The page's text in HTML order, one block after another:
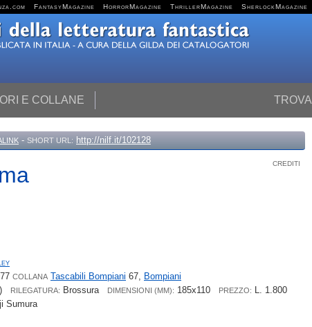
FantasyMagazine HorrorMagazine ThrillerMagazine SherlockMagazine
TROVA
E COLLANE
- SHORT URL: http://nilf.it/102128
CREDITI
COLLANA Tascabili Bompiani 67, Bompiani
RILEGATURA: Brossura DIMENSIONI (MM): 185x110 PREZZO: L. 1.800
Sumura